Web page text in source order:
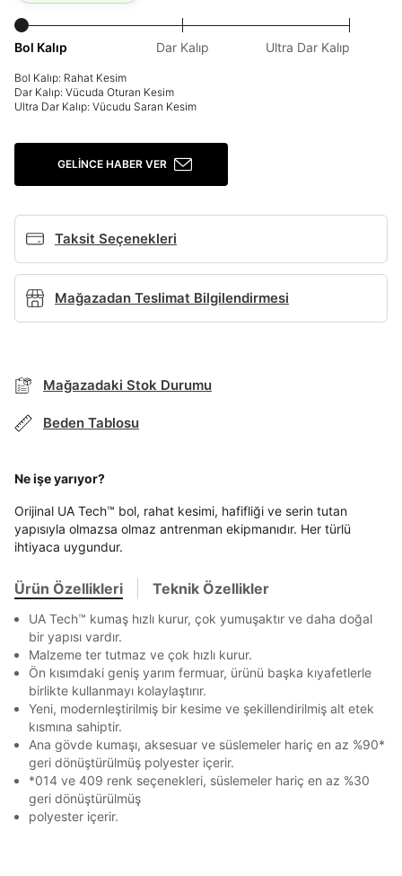
Bol Kalıp Dar Kalıp Ultra Dar Kalıp
Bol Kalıp: Rahat Kesim
Dar Kalıp: Vücuda Oturan Kesim
Ultra Dar Kalıp: Vücudu Saran Kesim
GELINCE HABER VER
Taksit Seçenekleri
İşbankası
Akbank Axess 4
Ziraat Bankası
AnadoluBank
Kapat
Mağazadan Teslimat Bilgilendirmesi
Mağazadaki Stok Durumu
Beden Tablosu
Ne işe yarıyor?
Orijinal UA Tech™ bol, rahat kesimi, hafifliği ve serin tutan
yapısıyla olmazsa olmaz antrenman ekipmanıdır. Her türlü
ihtiyaca uygundur.
Ürün Özellikleri Teknik Özellikler
UA Tech™ kumaş hızlı kurur, çok yumuşaktır ve daha doğal
bir yapısı vardır.
Malzeme ter tutmaz ve çok hızlı kurur.
Ön kısımdaki geniş yarım fermuar, ürünü başka kıyafetlerle
birlikte kullanmayı kolaylaştırır.
Yeni, modernleştirilmiş bir kesime ve şekillendirilmiş alt etek
kısmına sahiptir.
Ana gövde kumaşı, aksesuar ve süslemeler hariç en az %90*
geri dönüştürülmüş polyester içerir.
*014 ve 409 renk seçenekleri, süslemeler hariç en az %30
geri dönüştürülmüş
polyester içerir.
Mağazada Bul
Beden Seçin
Mağazada Bul
Ürün stoklara geldiğindemail adresinize
Sipariş Numaranız *
Şifremi Unuttum
En az 8 karakter
Bir rakam
Bir büyük harf
En az 1 özel karakter
Aşağıdakileri okudum ve kabul ediyorum:
Kişisel verileriniz
uyarınca işlenecektir. Kişisel verilerimin Doğuş
Perakende Satış Giyim ve Aksesuar Ticaret A.Ş.
tarafından ticari elektronik ileti gönderilmesi amacıyla
işlenmesini kabul ediyorum.
Sms
E-mail
Çağrı Merkezi / Arama
Kişisel verilerimin Doğuş Perakende Satış Giyim ve
Aksesuar Ticaret A.Ş. bünyesinde yer alan
markalara ait ürünlerin bana özel pazarlanması ve
Doğuş Grubu şirketlerinde bulunan pazarlama
verilerimin kişiselleştirilmiş reklamcılık faaliyeti
SMS Onay Kodu
Bilgilerinizi güncellemek için lütfen telefonunuza SMS
ile gelen kodu girerek telefon numaranızı doğrulayın.
GÖNDER
SMS Onay Kodu
Bilgilerinizi güncellemek için lütfen telefonunuza SMS
ile gelen kodu girerek telefon numaranızı doğrulayın.
GÖNDER